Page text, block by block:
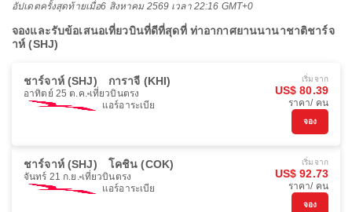
อัปเดตครั้งสุดท้ายเมื่อ6 สิงหาคม 2569 เวลา 22:16 GMT+0
จองและรับข้อเสนอเที่ยวบินที่ดีที่สุดที่ ท่าอากาศยานนานาชาติชาร์จ
าห์ (SHJ)
ชาร์จาห์ (SHJ) การาจี (KHI)
อาทิตย์ 25 ต.ค. เที่ยวบินตรง
แอร์อาระเบีย
เริ่มจาก
US$ 80.39
ราคา/ คน
จอง
ชาร์จาห์ (SHJ) โคชิน (COK)
จันทร์ 21 ก.ย. เที่ยวบินตรง
แอร์อาระเบีย
เริ่มจาก
US$ 92.73
ราคา/ คน
จอง